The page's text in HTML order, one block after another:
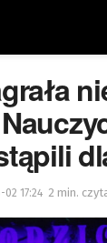
17:24 2 min.